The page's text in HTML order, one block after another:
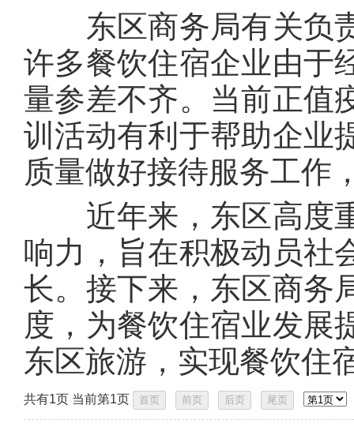
东区商务局有关负责
许多餐饮住宿企业由于
量参差不齐。当前正值
训活动有利于帮助企业
质量做好接待服务工作
近年来，东区高度重
响力，旨在积极动员社
长。接下来，东区商务
度，为餐饮住宿业发展
东区旅游，实现餐饮住
共有1页 当前第1页